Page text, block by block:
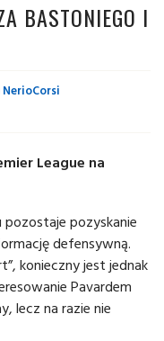
BASTONIEGO I
NerioCorsi
League na
pozyskanie
defensywną.
konieczny jest jednak
Pavardem
lecz na razie nie